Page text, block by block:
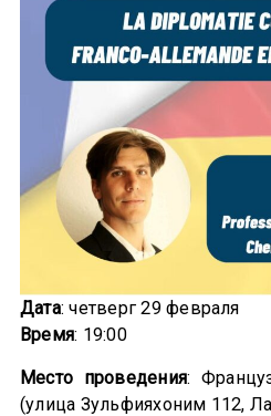
Дата: четверг 29 февраля
Время: 19:00
Место проведения:
(улица Зульфияхоним 112,